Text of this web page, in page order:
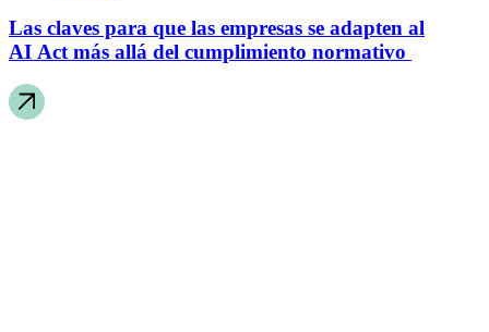
Las claves para que las empresas se adapten al
AI Act más allá del cumplimiento normativo